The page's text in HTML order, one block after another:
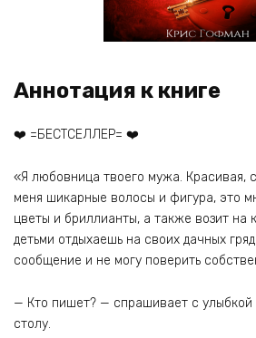
Аннотация к книге
❤️ =БЕСТСЕЛЛЕР= ❤️
«Я любовница твоего мужа. Красивая,
меня шикарные волосы и фигура, это
цветы и бриллианты, а также возит на
детьми отдыхаешь на своих дачных
сообщение и не могу поверить
— Кто пишет? — спрашивает с улыбкой
столу.